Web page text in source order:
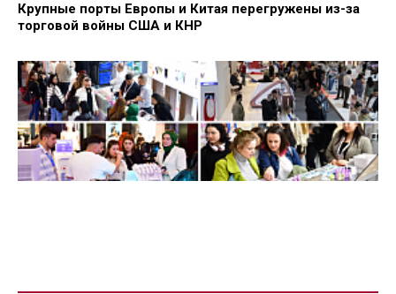
Крупные порты Европы и Китая перегружены из-за
торговой войны США и КНР